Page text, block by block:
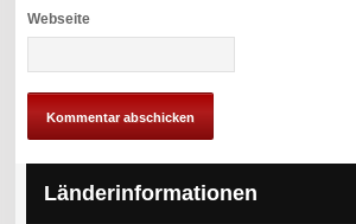
Webseite
Länderinformationen